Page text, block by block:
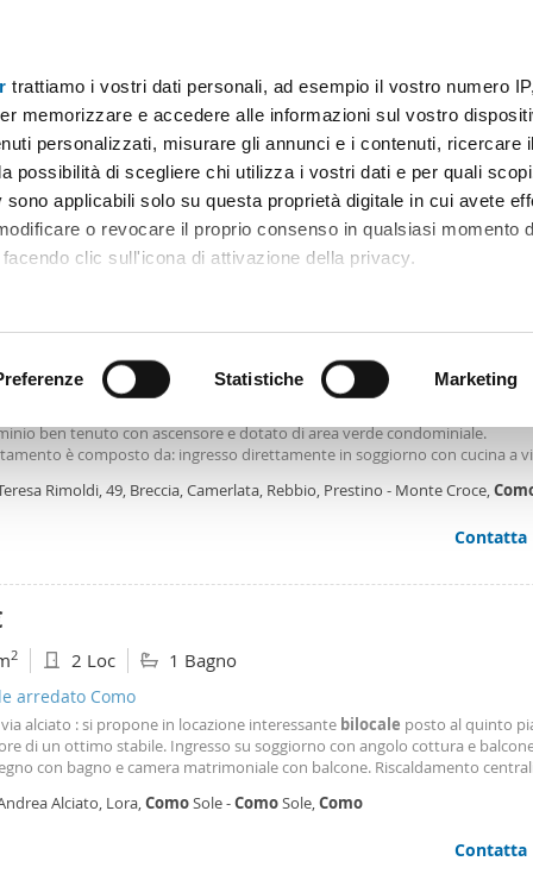
trattiamo i vostri dati personali, ad esempio il vostro numero
memorizzare e accedere alle informazioni sul vostro
personalizzati, misurare gli annunci e i contenuti, ricercare
possibilità di scegliere chi utilizza i vostri dati e per quali
applicabili solo su questa proprietà digitale in cui avete
o revocare il proprio consenso in qualsiasi momento
clic sull'icona di attivazione della privacy.
scansionandolo attivamente alla ricerca di caratteristiche
elaborati i tuoi dati personali e imposta le tue preferenze nella
il tuo consenso in qualsiasi momento dalla Dichiarazione
contenuti ed annunci, per fornire funzionalità dei
Condividiamo inoltre informazioni sul modo in cui utilizza il
di analisi dei dati web, pubblicità e social media, i quali
che ha fornito loro o che hanno raccolto dal suo utilizzo
Statistiche Marketing
Prezzo Superficie Locali Più filtri - 1
como
Ordine Mioaffitto
arredato con terrazzo Como
ben tenuto con ascensore e dotato di area verde condominiale.
è composto da: ingresso direttamente in soggiorno con cucina a
balcone coperto, ripostiglio e vano caldaia con annesso lavatrice. Completa
e le spese condominiali sono pari ad Euro 50,00 mese. Non sono
Rimoldi, 49, Breccia, Camerlata, Rebbio, Prestino - Monte Croce,
Contatta
2 2 Loc 1 Bagno
arredato Como
via alciato : si propone in locazione interessante bilocale posto al quinto
di un ottimo stabile. Ingresso su soggiorno con angolo cottura e
con bagno e camera matrimoniale con balcone. Riscaldamento
Alciato, Lora,ComoSole -ComoSole,Como
Contatta